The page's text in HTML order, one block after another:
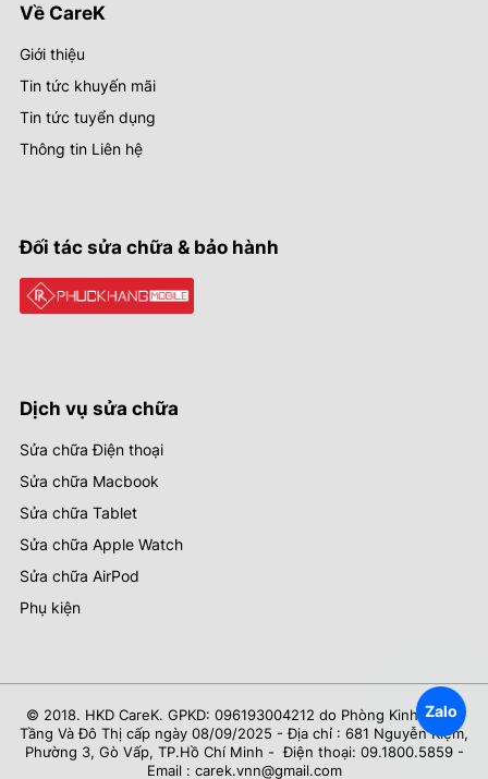
Về CareK
Giới thiệu
Tin tức khuyến mãi
Tin tức tuyển dụng
Thông tin Liên hệ
Đối tác sửa chữa & bảo hành
Dịch vụ sửa chữa
Sửa chữa Điện thoại
Sửa chữa Macbook
Sửa chữa Tablet
Sửa chữa Apple Watch
Sửa chữa AirPod
Phụ kiện
© 2018. HKD CareK. GPKD: 096193004212 do Phòng Kinh Tế Hạ
Tầng Và Đô Thị cấp ngày 08/09/2025 - Địa chỉ : 681 Nguyễn Kiệm,
Phường 3, Gò Vấp, TP.Hồ Chí Minh - Điện thoại: 09.1800.5859 -
Email : carek.vnn@gmail.com
Zalo